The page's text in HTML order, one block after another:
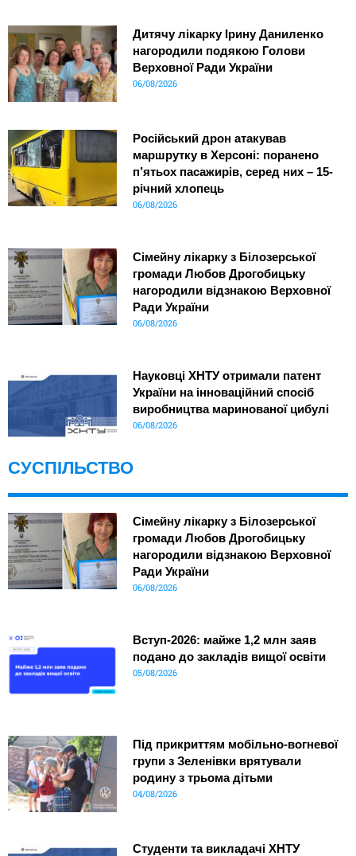
Дитячу лікарку Ірину Даниленко
нагородили подякою Голови
Верховної Ради України
06/08/2026
Російський дрон атакував
маршрутку в Херсоні: поранено
п’ятьох пасажирів, серед них – 15-
річний хлопець
06/08/2026
Сімейну лікарку з Білозерської
громади Любов Дрогобицьку
нагородили відзнакою Верховної
Ради України
06/08/2026
Науковці ХНТУ отримали патент
України на інноваційний спосіб
виробництва маринованої цибулі
06/08/2026
СУСПІЛЬСТВО
Сімейну лікарку з Білозерської
громади Любов Дрогобицьку
нагородили відзнакою Верховної
Ради України
06/08/2026
Вступ-2026: майже 1,2 млн заяв
подано до закладів вищої освіти
05/08/2026
Під прикриттям мобільно-вогневої
групи з Зеленівки врятували
родину з трьома дітьми
04/08/2026
Студенти та викладачі ХНТУ